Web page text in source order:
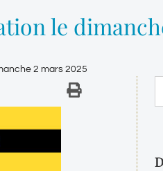
le
2 mars 2025